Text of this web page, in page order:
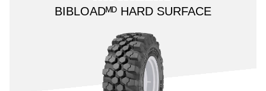
BIBLOADᴹᴰ HARD SURFACE​